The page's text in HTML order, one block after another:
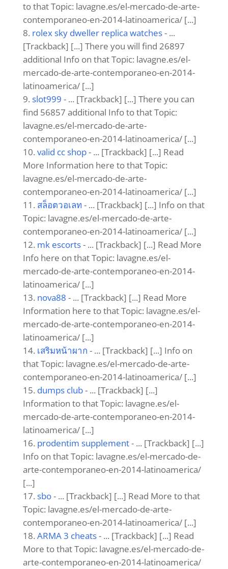
to that Topic: lavagne.es/el-mercado-de-arte-
contemporaneo-en-2014-latinoamerica/ [...]
rolex sky dweller replica watches- ...
[Trackback] [...] There you will find 26897
additional Info on that Topic: lavagne.es/el-
mercado-de-arte-contemporaneo-en-2014-
latinoamerica/ [...]
slot999 - ... [Trackback] [...] There you can
find 56857 additional Info to that Topic:
lavagne.es/el-mercado-de-arte-
contemporaneo-en-2014-latinoamerica/ [...]
valid cc shop- ... [Trackback] [...] Read
More Information here to that Topic:
lavagne.es/el-mercado-de-arte-
contemporaneo-en-2014-latinoamerica/ [...]
สล็อตวอเลท - ... [Trackback] [...] Info on that
Topic: lavagne.es/el-mercado-de-arte-
contemporaneo-en-2014-latinoamerica/ [...]
mk escorts- ... [Trackback] [...] Read More
Info here on that Topic: lavagne.es/el-
mercado-de-arte-contemporaneo-en-2014-
latinoamerica/ [...]
nova88 - ... [Trackback] [...] Read More
Information here to that Topic: lavagne.es/el-
mercado-de-arte-contemporaneo-en-2014-
latinoamerica/ [...]
เสริมหน้าผาก - ... [Trackback] [...] Info on
that Topic: lavagne.es/el-mercado-de-arte-
contemporaneo-en-2014-latinoamerica/ [...]
dumps club- ... [Trackback] [...]
Information to that Topic: lavagne.es/el-
mercado-de-arte-contemporaneo-en-2014-
latinoamerica/ [...]
prodentim supplement- ... [Trackback] [...]
Info on that Topic: lavagne.es/el-mercado-de-
arte-contemporaneo-en-2014-latinoamerica/
[...]
sbo- ... [Trackback] [...] Read More to that
Topic: lavagne.es/el-mercado-de-arte-
contemporaneo-en-2014-latinoamerica/ [...]
ARMA 3 cheats- ... [Trackback] [...] Read
More to that Topic: lavagne.es/el-mercado-de-
arte-contemporaneo-en-2014-latinoamerica/